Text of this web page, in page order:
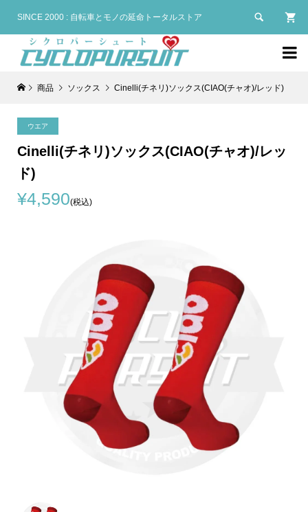
SINCE 2000 : 自転車とモノの延命トータルストア 

商品 ソックス Cinelli(チネリ)ソックス(CIAO(チャオ)/レッド)
ウエア
Cinelli(チネリ)ソックス(CIAO(チャオ)/レッ
ド)
¥4,590(税込)